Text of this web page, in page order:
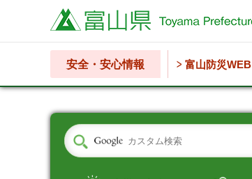
富山県
安全・安心情報 富山防災WEB